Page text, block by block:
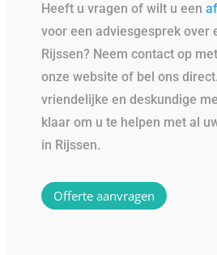
Heeft u vragen of wilt u een
voor een adviesgesprek over
Rijssen? Neem contact op
onze website of bel ons
vriendelijke en deskundige
klaar om u te helpen met al
in Rijssen.
Offerte aanvragen